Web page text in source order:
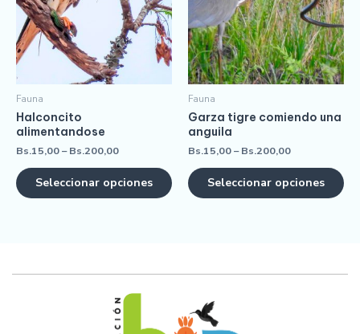
Fauna
Halconcito
alimentandose
Bs.15,00–Bs.200,00
Seleccionar opciones
Fauna
Garza tigre comiendo una
anguila
Bs.15,00–Bs.200,00
Seleccionar opciones